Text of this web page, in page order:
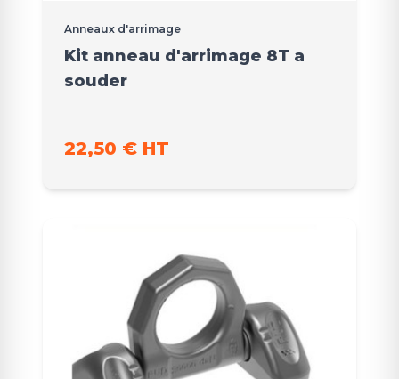
Anneaux d'arrimage
Kit anneau d'arrimage 8T a
souder
22,50 € HT